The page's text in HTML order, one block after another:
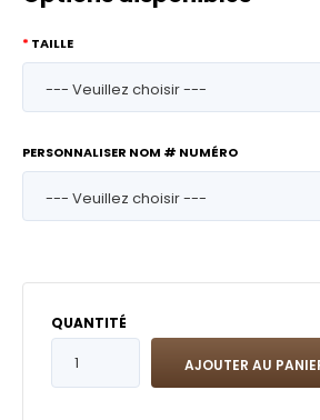
TAILLE
PERSONNALISER NOM # NUMÉRO
QUANTITÉ